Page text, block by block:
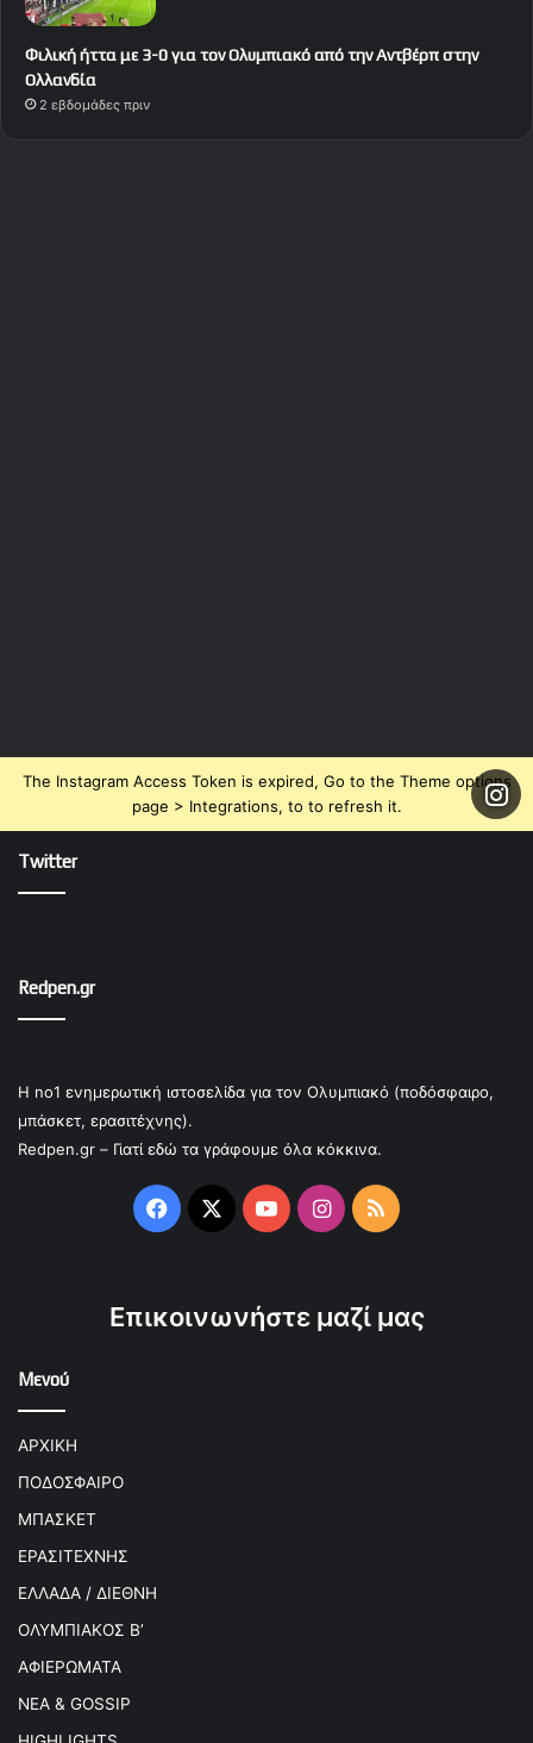
Φιλική ήττα με 3-0 για τον Ολυμπιακό από την Αντβέρπ στην
Ολλανδία
2 εβδομάδες πριν
The Instagram Access Token is expired, Go to the Theme options
page > Integrations, to to refresh it.
Twitter
Redpen.gr
Η no1 ενημερωτική ιστοσελίδα για τον Ολυμπιακό (ποδόσφαιρο,
μπάσκετ, ερασιτέχνης).
Redpen.gr – Γιατί εδώ τα γράφουμε όλα κόκκινα.
Facebook
X YouTubeInstagram
RSS
Επικοινωνήστε μαζί μας
Μενού
ΑΡΧΙΚΗ
ΠΟΔΟΣΦΑΙΡΟ
ΜΠΑΣΚΕΤ
ΕΡΑΣΙΤΕΧΝΗΣ
ΕΛΛΑΔΑ / ΔΙΕΘΝΗ
ΟΛΥΜΠΙΑΚΟΣ Β’
ΑΦΙΕΡΩΜΑΤΑ
ΝΕΑ & GOSSIP